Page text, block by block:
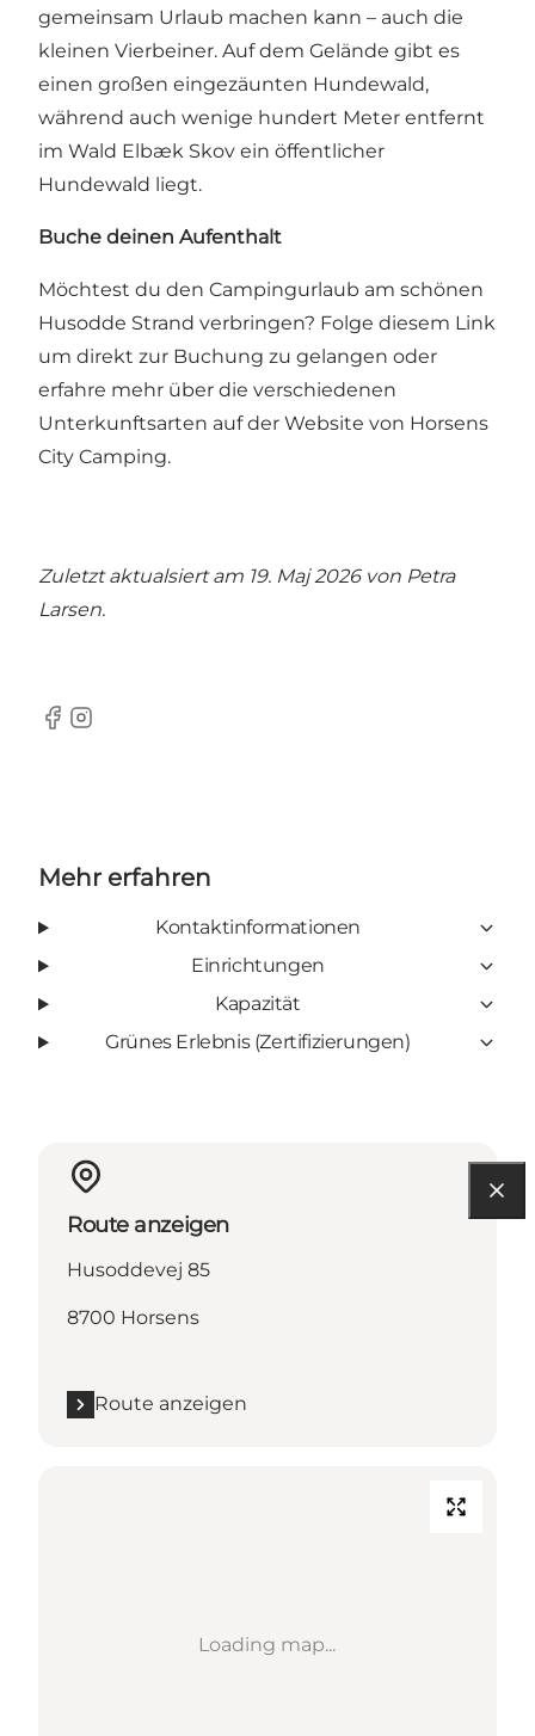
gemeinsam Urlaub machen kann – auch die
kleinen Vierbeiner. Auf dem Gelände gibt es
einen großen eingezäunten Hundewald,
während auch wenige hundert Meter entfernt
im Wald Elbæk Skov ein öffentlicher
Hundewald liegt.
Buche deinen Aufenthalt
Möchtest du den Campingurlaub am schönen
Husodde Strand verbringen? Folge diesem Link
um direkt zur Buchung zu gelangen oder
erfahre mehr über die verschiedenen
Unterkunftsarten auf der Website von Horsens
City Camping.
Zuletzt aktualsiert am 19. Maj 2026 von Petra
Larsen.
Facebook
Instagram
Mehr erfahren
Kontaktinformationen
Einrichtungen
Kapazität
Grünes Erlebnis (Zertifizierungen)
Route anzeigen
Husoddevej 85
8700 Horsens
Route anzeigen
Loading map...